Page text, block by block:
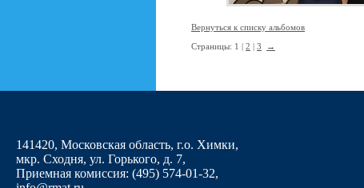
Вернуться к списку альбомов
Страницы: 1 | 2 | 3 →
141420, Московская область, г.о. Химки,
мкр. Сходня, ул. Горького, д. 7,
Приемная комиссия: (495) 574-01-32,